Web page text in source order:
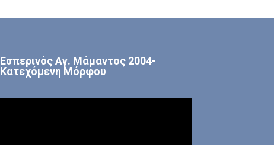
Εσπερινός Αγ. Μάμαντος 2004-
Κατεχόμενη Μόρφου